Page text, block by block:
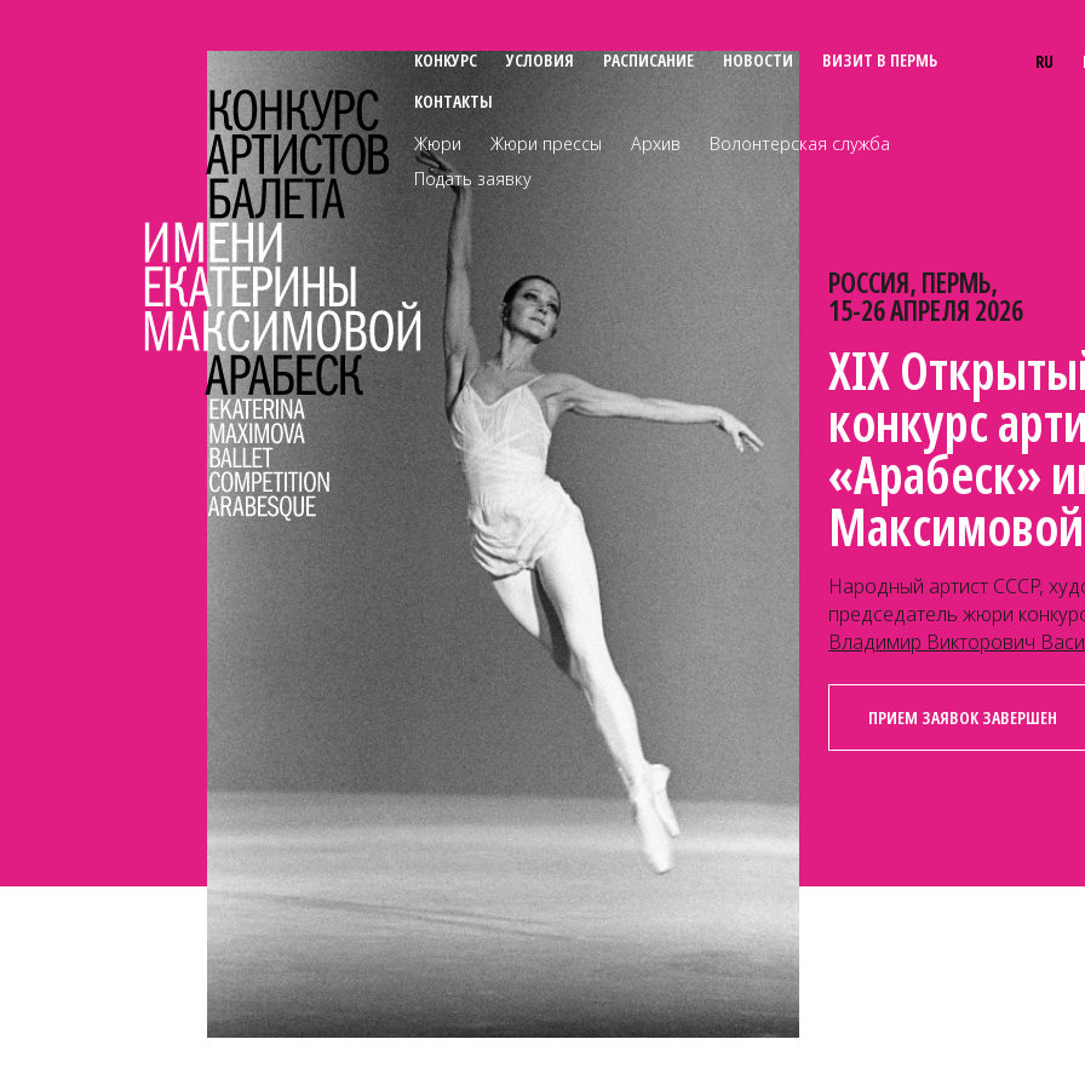
КОНКУРС УСЛОВИЯ РАСПИСАНИЕ НОВОСТИ
ВИЗИТ В ПЕРМЬ
КОНТАКТЫ
Жюри
Жюри прессы Архив
Волонтерская служба
Подать заявку
RU
РОССИЯ, ПЕРМЬ,
15-26 АПРЕЛЯ 2026
XIX
конкурс
«Арабеск»
Максимовой
Народный артист СССР,
председатель жюри
Владимир Викторович
ПРИЕМ ЗАЯВОК ЗАВЕРШЕН